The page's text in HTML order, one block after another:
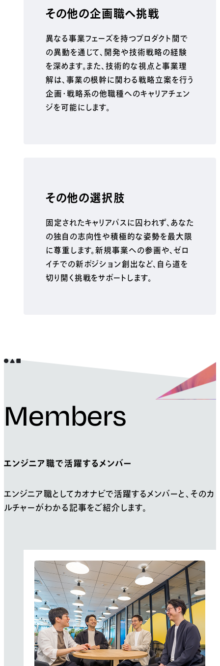
その他の企画職へ挑戦
異なる事業フェーズを持つプロダクト間で
の異動を通じて、開発や技術戦略の経験
を深めます。また、技術的な視点と事業理
解は、事業の根幹に関わる戦略立案を行う
企画・戦略系の他職種へのキャリアチェン
ジを可能にします。
その他の選択肢
固定されたキャリアパスに囚われず、あなた
の独自の志向性や積極的な姿勢を最大限
に尊重します。新規事業への参画や、ゼロ
イチでの新ポジション創出など、自ら道を
切り開く挑戦をサポートします。
Members
エンジニア職で活躍するメンバー
エンジニア職としてカオナビで活躍するメンバーと、 そのカ
ルチャーがわかる記事をご紹介します。